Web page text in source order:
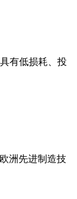
有低损耗、投
洲先进制造技